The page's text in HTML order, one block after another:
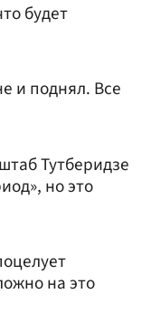
будет
и поднял. Все
Тутберидзе
но это
на это